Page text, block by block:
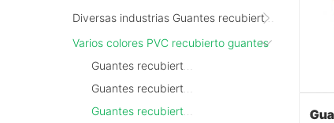
Diversas industrias Guantes recubiertos de PVC
Varios colores PVC recubierto guantes